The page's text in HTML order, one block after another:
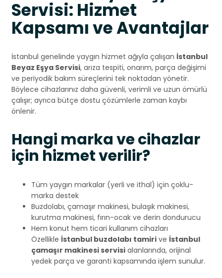
Servisi: Hizmet
Kapsamı ve Avantajlar
İstanbul genelinde yaygın hizmet ağıyla çalışan İstanbul
Beyaz Eşya Servisi, arıza tespiti, onarım, parça değişimi
ve periyodik bakım süreçlerini tek noktadan yönetir.
Böylece cihazlarınız daha güvenli, verimli ve uzun ömürlü
çalışır; ayrıca bütçe dostu çözümlerle zaman kaybı
önlenir.
Hangi marka ve cihazlar
için hizmet verilir?
Tüm yaygın markalar (yerli ve ithal) için çoklu-
marka destek
Buzdolabı, çamaşır makinesi, bulaşık makinesi,
kurutma makinesi, fırın-ocak ve derin dondurucu
Hem konut hem ticari kullanım cihazları
Özellikle İstanbul buzdolabı tamiri ve İstanbul
çamaşır makinesi servisi alanlarında, orijinal
yedek parça ve garanti kapsamında işlem sunulur.